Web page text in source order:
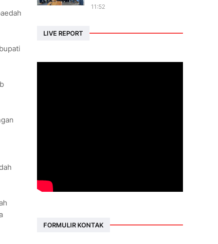
11:52
LIVE REPORT
FORMULIR KONTAK